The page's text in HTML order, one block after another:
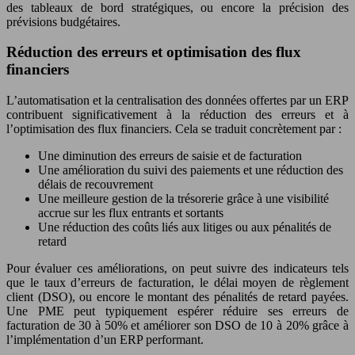
des tableaux de bord stratégiques, ou encore la précision des
prévisions budgétaires.
Réduction des erreurs et optimisation des flux
financiers
L’automatisation et la centralisation des données offertes par un ERP
contribuent significativement à la réduction des erreurs et à
l’optimisation des flux financiers. Cela se traduit concrètement par :
Une diminution des erreurs de saisie et de facturation
Une amélioration du suivi des paiements et une réduction des
délais de recouvrement
Une meilleure gestion de la trésorerie grâce à une visibilité
accrue sur les flux entrants et sortants
Une réduction des coûts liés aux litiges ou aux pénalités de
retard
Pour évaluer ces améliorations, on peut suivre des indicateurs tels
que le taux d’erreurs de facturation, le délai moyen de règlement
client (DSO), ou encore le montant des pénalités de retard payées.
Une PME peut typiquement espérer réduire ses erreurs de
facturation de 30 à 50% et améliorer son DSO de 10 à 20% grâce à
l’implémentation d’un ERP performant.